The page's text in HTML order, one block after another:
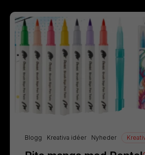
Blogg Kreativa idéer Nyheder